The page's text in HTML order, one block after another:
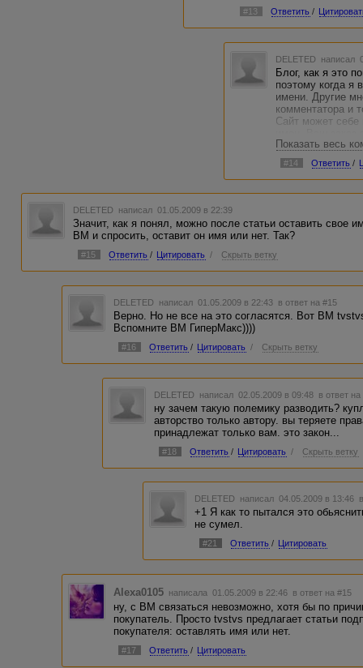
#13 Ответить /
DELETED написал
Блог, как я это
поэтому когда я
имени. Другие
комментатора и
Сайт может себе
возврата
помоему из-за
"мансарда". А
поисковик - это
популярность и
P.S Я работаю,
под
Вам))))
Показать весь
#14 Ответить /
DELETED написал 01.05.2009 в 22:39
Значит, как я понял, можно после статьи оставить свое
ВМ и спросить, оставит он имя или нет. Так?
#15 Ответить / Цитировать / Скрыть ветку
DELETED написал 01.05.2009 в 22:43 в ответ на #15
Верно. Но не все на это согласятся. Вот ВМ
Вспомните ВМ ГиперМакс))))
#16 Ответить / Цитировать / Скрыть ветку
DELETED написал 02.05.2009 в 09:48 в ответ
ну зачем такую полемику разводить?
авторство только автору. вы теряете
принадлежат только вам. это закон...
#18 Ответить / Цитировать / Скрыть ветку
DELETED написал 04.05.2009 в 13:46
+1 Я как то пытался это
не сумел.
#21 Ответить / Цитировать
Alexa0105 написала 01.05.2009 в 22:46 в ответ на #15
ну, с ВМ связаться невозможно, хотя бы по
покупатель. Просто tvstvs предлагает статьи
покупателя: оставлять имя или нет.
#17 Ответить / Цитировать